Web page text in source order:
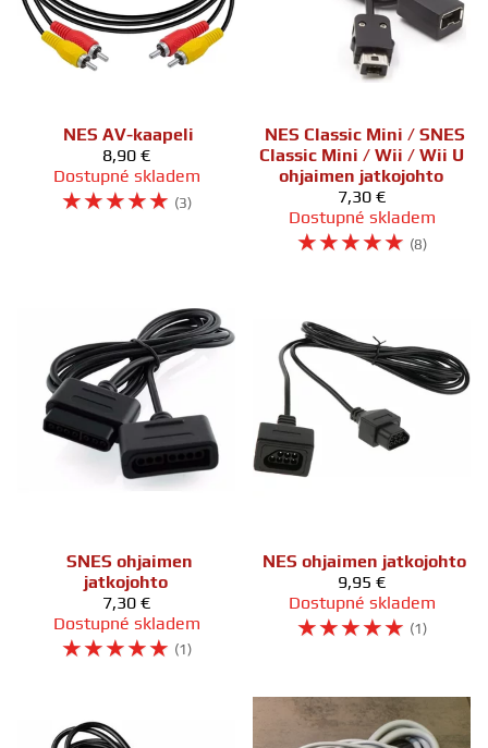
NES AV-kaapeli
8,90 €
Dostupné skladem
☆☆☆☆☆ (3)
NES Classic Mini / SNES
Classic Mini / Wii / Wii U
ohjaimen jatkojohto
7,30 €
Dostupné skladem
☆☆☆☆☆ (8)
SNES ohjaimen
jatkojohto
7,30 €
Dostupné skladem
☆☆☆☆☆ (1)
NES ohjaimen jatkojohto
9,95 €
Dostupné skladem
☆☆☆☆☆ (1)